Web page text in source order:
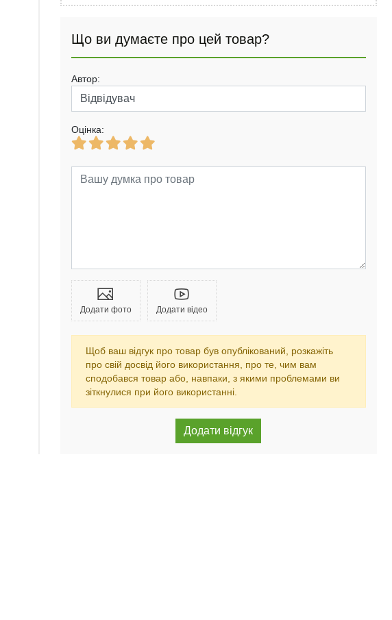
Що ви думаєте про цей товар?
Автор:
Оцінка:
Додати фото Додати відео
Щоб ваш відгук про товар був опублікований, розкажіть
про свій досвід його використання, про те, чим вам
сподобався товар або, навпаки, з якими проблемами ви
зіткнулися при його використанні.